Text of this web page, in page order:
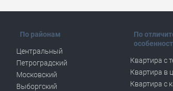
По районам
Центральный
Петроградский
Московский
Выборгский
По
Квартира с
Квартира в
Квартира с